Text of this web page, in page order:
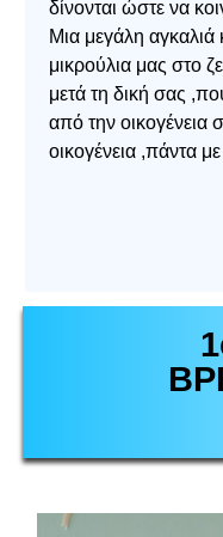
δίνονται ώστε να
Μια μεγάλη αγκαλιά
μικρούλια μας στο
μετά τη δική σας
από την οικογένεια
οικογένεια ,πάντα